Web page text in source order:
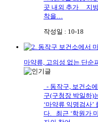
곳 내외 추가 지방
착을…
작성일 : 10-18
마약류, 고의성 없는 단순
- 동작구, 보건소
구(구청장 박일하)
‘마약류 익명검사
다. 최근 ‘학원가